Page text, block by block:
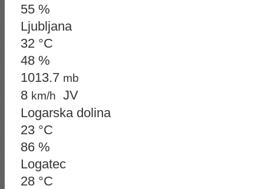
55 %
Ljubljana
32 °C
48 %
1013.7 mb
8 km/h
JV
Logarska dolina
23 °C
86 %
Logatec
28 °C